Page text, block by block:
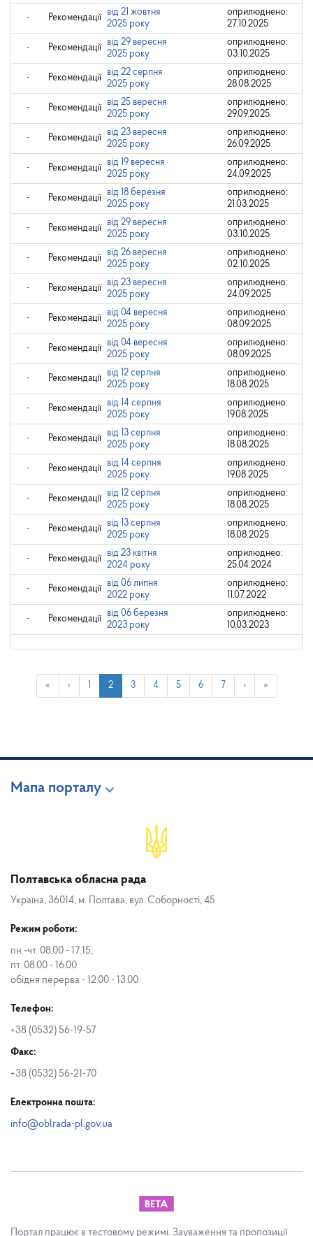
- Рекомендації
від 21 жовтня
2025 року
оприлюднено:
27.10.2025
- Рекомендації
від 29 вересня
2025 року
оприлюднено:
03.10.2025
- Рекомендації
від 22 серпня
2025 року
оприлюднено:
28.08.2025
- Рекомендації
від 25 вересня
2025 року
оприлюднено:
29.09.2025
- Рекомендації
від 23 вересня
2025 року
оприлюднено:
26.09.2025
- Рекомендації
від 19 вересня
2025 року
оприлюднено:
24.09.2025
- Рекомендації
від 18 березня
2025 року
оприлюднено:
21.03.2025
- Рекомендації
від 29 вересня
2025 року
оприлюднено:
03.10.2025
- Рекомендації
від 26 вересня
2025 року
оприлюднено:
02.10.2025
- Рекомендації
від 23 вересня
2025 року
оприлюднено:
24.09.2025
- Рекомендації
від 04 вересня
2025 року
оприлюднено:
08.09.2025
- Рекомендації
від 04 вересня
2025 року
оприлюднено:
08.09.2025
- Рекомендації
від 12 серпня
2025 року
оприлюднено:
18.08.2025
- Рекомендації
від 14 серпня
2025 року
оприлюднено:
19.08.2025
- Рекомендації
від 13 серпня
2025 року
оприлюднено:
18.08.2025
- Рекомендації
від 14 серпня
2025 року
оприлюднено:
19.08.2025
- Рекомендації
від 12 серпня
2025 року
оприлюднено:
18.08.2025
- Рекомендації
від 13 серпня
2025 року
оприлюднено:
18.08.2025
- Рекомендації
від 23 квітня
2024 року
оприлюднео:
25.04.2024
- Рекомендації
від 06 липня
2022 року
оприлюднено:
11.07.2022
- Рекомендації
від 06 березня
2023 року
оприлюднено:
10.03.2023
« ‹ 2 3 4 5 6 7 › »
Мапа порталу
Полтавська обласна рада
Україна, 36014, м. Полтава, вул. Соборності, 45
Режим роботи:
пн.-чт. 08.00 - 17.15,
пт. 08.00 - 16.00
обідня перерва - 12.00 - 13.00
Телефон:
+38 (0532) 56-19-57
Факс:
+38 (0532) 56-21-70
Електронна пошта:
info@oblrada-pl.gov.ua
Портал працює в тестовому режимі. Зауваження та пропозиції